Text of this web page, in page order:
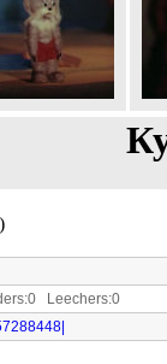
)
Leechers:0